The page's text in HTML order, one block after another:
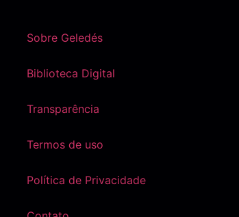
Sobre Geledés
Biblioteca Digital
Transparência
Termos de uso
Política de Privacidade